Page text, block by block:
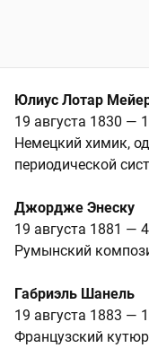
Юлиус Лотар
19 августа 1830 —
Немецкий химик,
периодической
Джордже Энеску
19 августа 1881 —
Румынский
Габриэль Шанель
19 августа 1883 —
Французский